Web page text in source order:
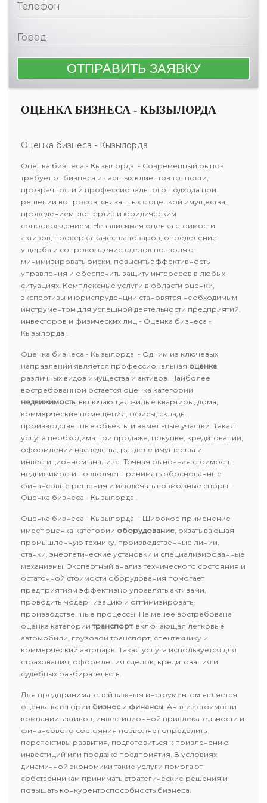
ОЦЕНКА БИЗНЕСА - КЫЗЫЛОРДА
Оценка бизнеса - Кызылорда
Оценка бизнеса - Кызылорда - Современный рынок
требует от бизнеса и частных клиентов точности,
прозрачности и профессионального подхода при
решении вопросов, связанных с оценкой имущества,
проведением экспертиз и юридическим
сопровождением. Независимая оценка стоимости
активов, проверка качества товаров, определение
ущерба и сопровождение сделок позволяют
минимизировать риски, повысить эффективность
управления и обеспечить защиту интересов в любых
ситуациях. Комплексные услуги в области оценки,
экспертизы и юриспруденции становятся необходимым
инструментом для успешной деятельности предприятий,
инвесторов и физических лиц - Оценка бизнеса -
Кызылорда .
Оценка бизнеса - Кызылорда - Одним из ключевых
направлений является профессиональная оценка
различных видов имущества и активов. Наиболее
востребованной остается оценка категории
недвижимость, включающая жилые квартиры, дома,
коммерческие помещения, офисы, склады,
производственные объекты и земельные участки. Такая
услуга необходима при продаже, покупке, кредитовании,
оформлении наследства, разделе имущества и
инвестиционном анализе. Точная рыночная стоимость
недвижимости позволяет принимать обоснованные
финансовые решения и исключать возможные споры -
Оценка бизнеса - Кызылорда .
Оценка бизнеса - Кызылорда - Широкое применение
имеет оценка категории оборудование, охватывающая
промышленную технику, производственные линии,
станки, энергетические установки и специализированные
механизмы. Экспертный анализ технического состояния и
остаточной стоимости оборудования помогает
предприятиям эффективно управлять активами,
проводить модернизацию и оптимизировать
производственные процессы. Не менее востребована
оценка категориитранспорт, включающая легковые
автомобили, грузовой транспорт, спецтехнику и
коммерческий автопарк. Такая услуга используется для
страхования, оформления сделок, кредитования и
судебных разбирательств.
Для предпринимателей важным инструментом является
оценка категории бизнес и финансы. Анализ стоимости
компании, активов, инвестиционной привлекательности и
финансового состояния позволяет определить
перспективы развития, подготовиться к привлечению
инвестиций или продаже предприятия. В условиях
динамичной экономики такие услуги помогают
собственникам принимать стратегические решения и
повышать конкурентоспособность бизнеса.